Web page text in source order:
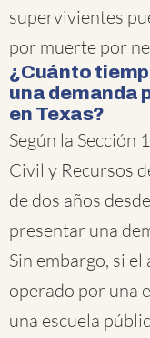
supervivientes
por muerte por
¿Cuánto
una demanda
en Texas?
Según la Sección
Civil y Recursos
de dos años
presentar una
Sin embargo, si
operado por una
una escuela